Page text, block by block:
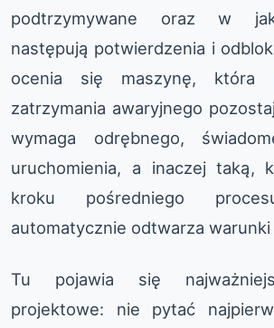
podtrzymywane oraz w
następują potwierdzenia i
ocenia się maszynę, która
zatrzymania awaryjnego
wymaga odrębnego,
uruchomienia, a inaczej taką,
kroku pośredniego
automatycznie odtwarza
Tu pojawia się
projektowe: nie pytać